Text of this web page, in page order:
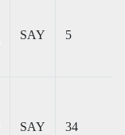
SAY 5
SAY 34